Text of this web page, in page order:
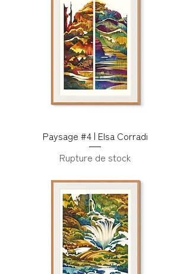
Paysage #4 | Elsa Corradi
Rupture de stock